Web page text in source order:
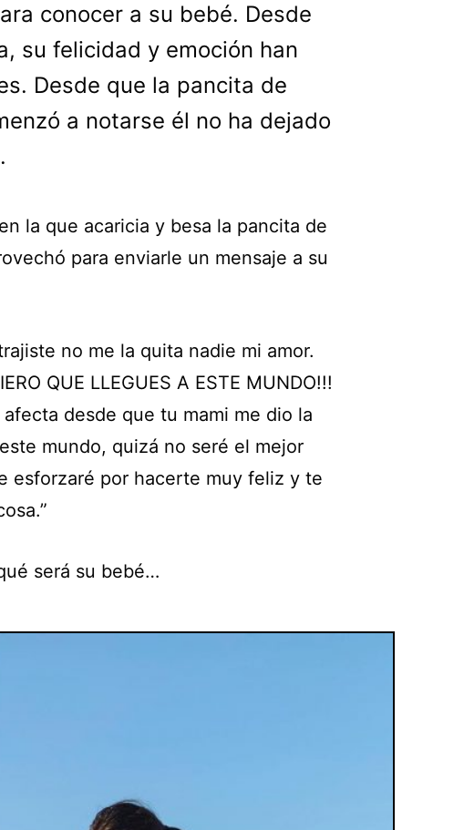
conocer a su bebé. Desde
su felicidad y emoción han
Desde que la pancita de
a notarse él no ha dejado
la que acaricia y besa la pancita de
para enviarle un mensaje a su
no me la quita nadie mi amor.
QUE LLEGUES A ESTE MUNDO!!!
desde que tu mami me dio la
mundo, quizá no seré el mejor
esforzaré por hacerte muy feliz y te
será su bebé…